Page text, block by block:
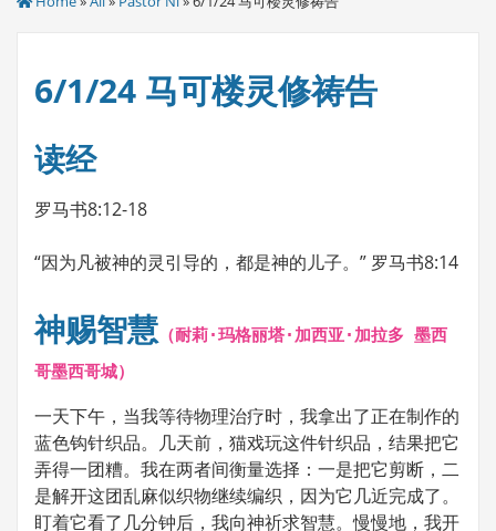
6/1/24 马可楼灵修祷告
读经
罗马书8:12-18
“因为凡被神的灵引导的，都是神的儿子。” 罗马书8:14
神赐智慧 （耐莉·玛格丽塔·加西亚·加拉多 墨西
哥墨西哥城）
一天下午，当我等待物理治疗时，我拿出了正在制作的
蓝色钩针织品。几天前，猫戏玩这件针织品，结果把它
弄得一团糟。我在两者间衡量选择：一是把它剪断，二
是解开这团乱麻似织物继续编织，因为它几近完成了。
盯着它看了几分钟后，我向神祈求智慧。慢慢地，我开